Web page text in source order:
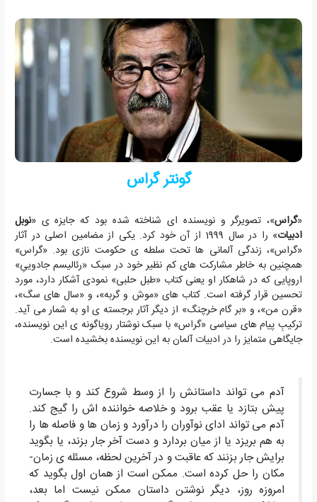
گونتر گراس
«گراس»، تصویرگر و نویسنده ای شناخته شده بود که جایزه ی «نوبل
ادبیات
» را در سال 1999 از آن خود کرد. یکی از مضامین اصلی در آثار
«گراس»، زندگی آلمانی ها تحت سلطه ی حکومت نازی بود. «گراس»
همچنین به خاطر مشارکت های کم نظیر خود در سبک «رئالیسم جادوییِ»
اروپایی که در شاهکار او یعنی کتاب «طبل حلبی» نمودی آشکار دارد، مورد
تحسین قرار گرفته است. کتاب های «موش و گربه»، و «سال های سگ»،
«قرن من»، و «بر گام خرچنگ» از دیگر آثار برجسته ی او به شمار می آید.
ترکیبِ پیام های سیاسی «گراس» با سبک نوشتار رویاگونه ی این نویسنده،
جایگاهی متمایز را در ادبیات آلمان به این نویسنده بخشیده است.
آدم می تواند داستانش را از وسط شروع کند و با جسارت
پیش بتازد یا عقب برود و خلاصه خواننده اش را گیج کند.
آدم می تواند ادای نوآوران را درآورد و زمان ها و فاصله ها را
به هم بریزد یا از میان بردارد و دست آخر جار بزند، یا بگوید
برایش جار بزنند که عاقبت و در آخرین لحظه، مسئله ی زمان-
مکان را حل کرده است. ممکن است از همان اول بگوید که
امروزه روز، دیگر نوشتن داستان ممکن نیست اما بعد،